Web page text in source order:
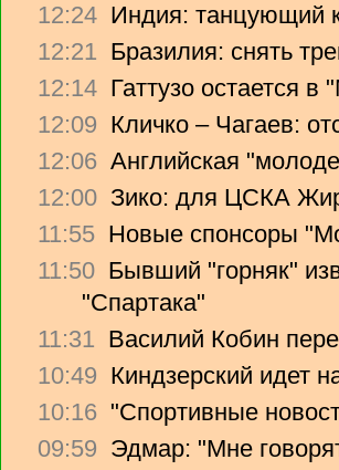
12:24 Индия: танцующий
12:21 Бразилия: снять
12:14 Гаттузо остается в
12:09 Кличко – Чагаев:
12:06 Английская
12:00 Зико: для ЦСКА
11:55 Новые спонсоры
11:50 Бывший "горняк"
"Спартака"
11:31 Василий Кобин
10:49 Киндзерский идет
10:16 "Спортивные
09:59 Эдмар: "Мне